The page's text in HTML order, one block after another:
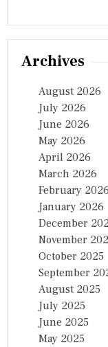
Archives
August 2026
July 2026
June 2026
May 2026
April 2026
March 2026
February 2026
January 2026
December
November
October 2025
September
August 2025
July 2025
June 2025
May 2025